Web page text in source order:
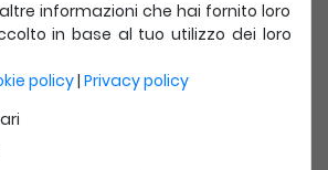
bellezza del sorriso e all’armonia
lettore troverà una panoramica
possibili, dalle tecniche di
e tossina botulinica, a quelli con
informazioni che hai fornito loro
in base al tuo utilizzo dei loro
policy| Privacy policy